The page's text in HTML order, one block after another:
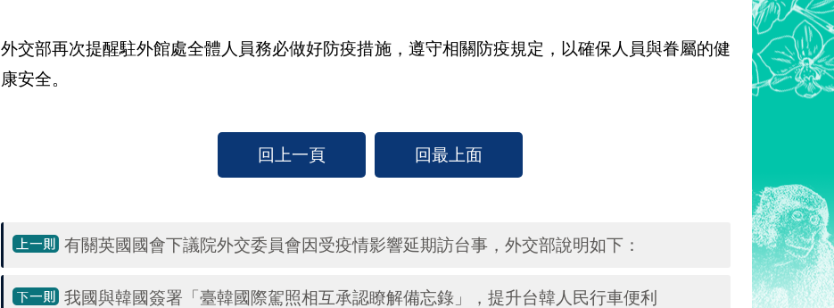
外交部再次提醒駐外館處全體人員務必做好防疫措施，遵守相關防疫規定，以確保人員與眷屬的健
康安全。
回上一頁 回最上面
有關英國國會下議院外交委員會因受疫情影響延期訪台事，外交部說明如下：
我國與韓國簽署「臺韓國際駕照相互承認瞭解備忘錄」，提升台韓人民行車便利